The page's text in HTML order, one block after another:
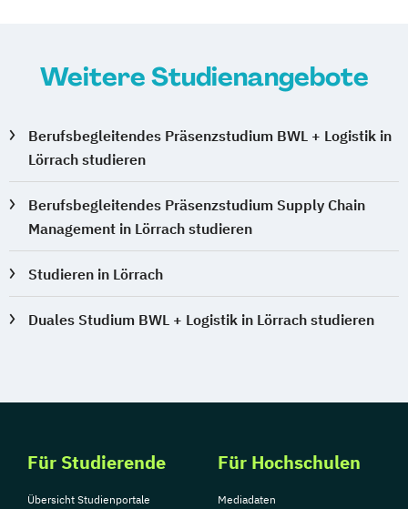
Weitere Studienangebote
Berufsbegleitendes Präsenzstudium BWL + Logistik in
Lörrach studieren
Berufsbegleitendes Präsenzstudium Supply Chain
Management in Lörrach studieren
Studieren in Lörrach
Duales Studium BWL + Logistik in Lörrach studieren
Für Studierende
Übersicht Studienportale
Für Hochschulen
Mediadaten